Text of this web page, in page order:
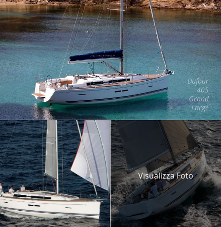
Dufour
405
Grand
Large
VisualizzaFoto